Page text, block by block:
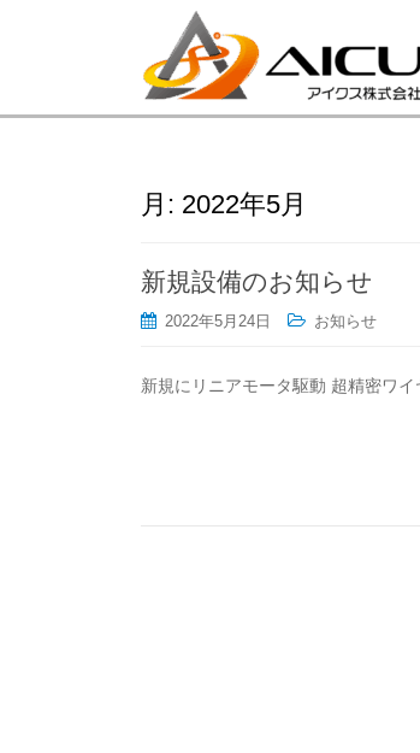
月: 2022年5月
新規設備のお知らせ
2022年5月24日 お知らせ
新規にリニアモータ駆動 超精密ワ